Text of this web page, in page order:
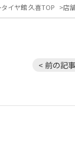
タイヤ館 久喜TOP 店
< 前の記